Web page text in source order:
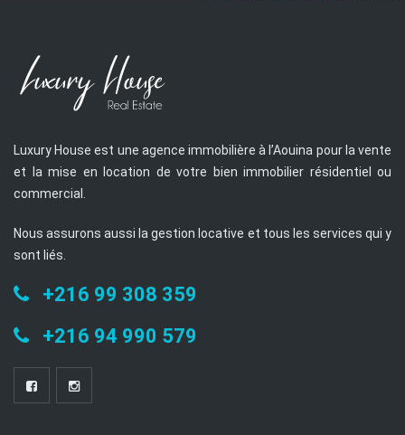
Luxury House est une agence immobilière à l’Aouina pour la vente
et la mise en location de votre bien immobilier résidentiel ou
commercial.
Nous assurons aussi la gestion locative et tous les services qui y
sont liés.
+216 99 308 359
+216 94 990 579